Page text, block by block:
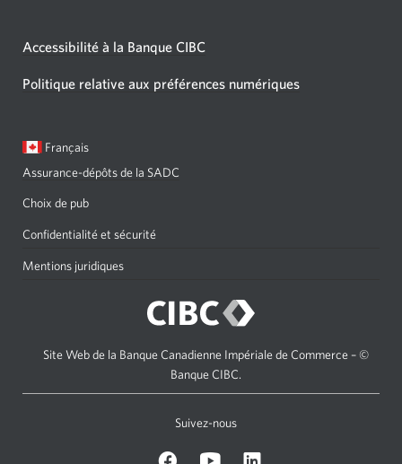
Accessibilité à la Banque CIBC
Politique relative aux préférences numériques
Langue
Français
de
Assurance-dépôts de la SADC
Choix de pub
Confidentialité et sécurité
Mentions juridiques
Site Web de la Banque Canadienne Impériale de Commerce – ©
Banque CIBC.
Suivez-nous
Facebook. Youtube.